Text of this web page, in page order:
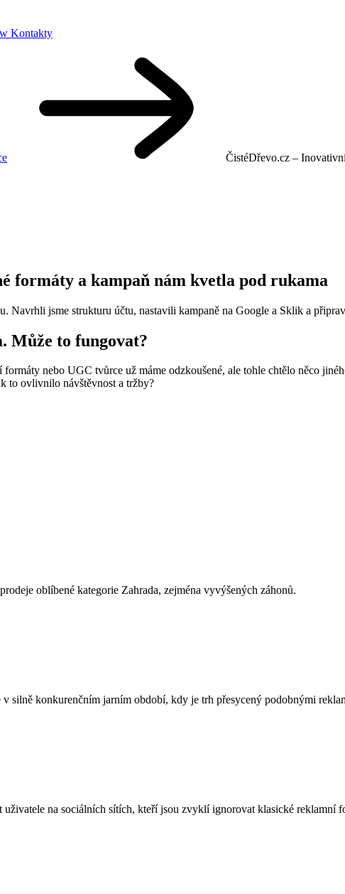
Kontakty
ČistéDřevo.cz –
formáty a kampaň nám kvetla pod rukama
Navrhli jsme strukturu účtu, nastavili kampaně na Google a Sklik a
Může to fungovat?
nebo UGC tvůrce už máme odzkoušené, ale tohle chtělo něco
to ovlivnilo návštěvnost a tržby?
oblíbené kategorie Zahrada, zejména vyvýšených záhonů.
v silně konkurenčním jarním období, kdy je trh přesycený podobnými
uživatele na sociálních sítích, kteří jsou zvyklí ignorovat klasické reklamní